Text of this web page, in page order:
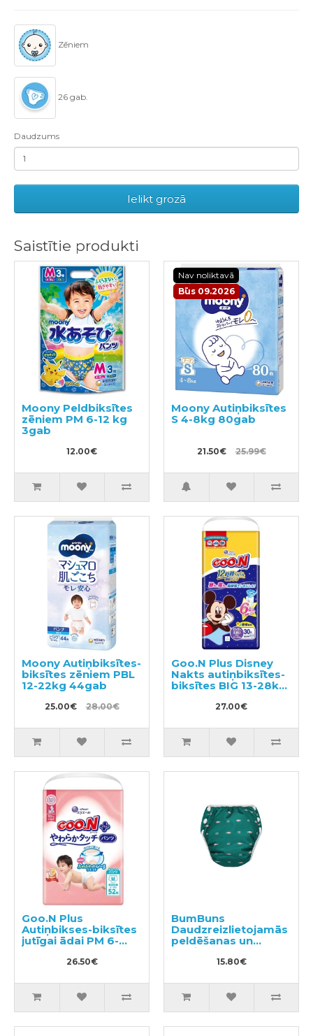
Zēniem
26 gab.
Daudzums
Ielikt grozā
Saistītie produkti
Moony Peldbiksītes
zēniem PM 6-12 kg
3gab
12.00€
Nav noliktavā
Būs 09.2026
Moony Autiņbiksītes
S 4-8kg 80gab
21.50€ 25.99€
Moony Autiņbiksītes-
biksītes zēniem PBL
12-22kg 44gab
25.00€ 28.00€
Goo.N Plus Disney
Nakts autiņbiksītes-
biksītes BIG 13-28kg
27.00€
Goo.N Plus
Autiņbikses-biksītes
jutīgai ādai PM 6-
26.50€
BumBuns
Daudzreizlietojamās
peldēšanas un
podiņmācību
autiņbiksīte S 8–11kg
15.80€